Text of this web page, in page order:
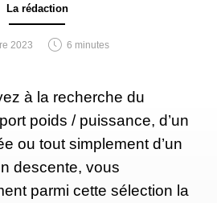
La rédaction
2023 6 minutes
à la recherche du
poids / puissance, d’un
ou tout simplement d’un
descente, vous
parmi cette sélection la